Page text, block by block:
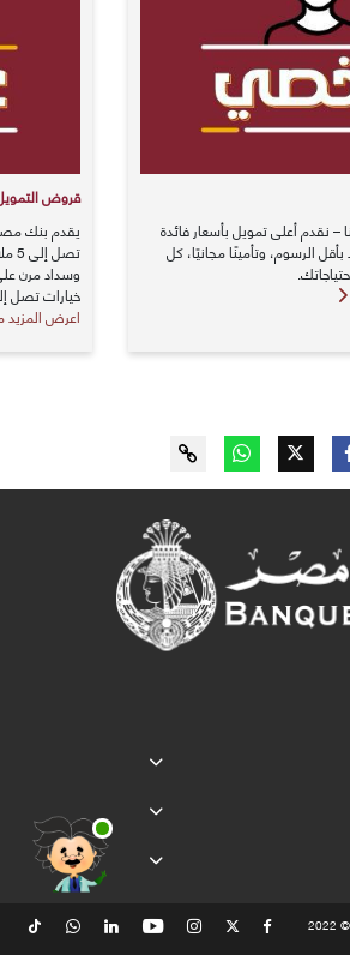
– نقدم أعلى تمويل بأسعار فائدة
الرسوم، وتأمينًا مجانيًا، كل
قروض
يقدم بنك مصر
خيارات تصل إلى 50 مليون جنيه مصري بضمان
اعرض